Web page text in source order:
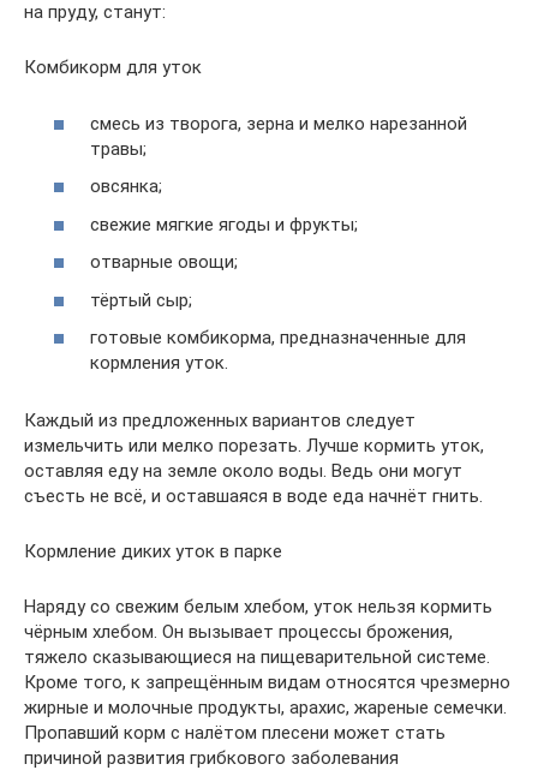
на пруду, станут:
Комбикорм для уток
смесь из творога, зерна и мелко нарезанной
травы;
овсянка;
свежие мягкие ягоды и фрукты;
отварные овощи;
тёртый сыр;
готовые комбикорма, предназначенные для
кормления уток.
Каждый из предложенных вариантов следует
измельчить или мелко порезать. Лучше кормить уток,
оставляя еду на земле около воды. Ведь они могут
съесть не всё, и оставшаяся в воде еда начнёт гнить.
Кормление диких уток в парке
Наряду со свежим белым хлебом, уток нельзя кормить
чёрным хлебом. Он вызывает процессы брожения,
тяжело сказывающиеся на пищеварительной системе.
Кроме того, к запрещённым видам относятся чрезмерно
жирные и молочные продукты, арахис, жареные семечки.
Пропавший корм с налётом плесени может стать
причиной развития грибкового заболевания